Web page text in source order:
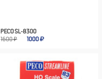
PECO SL-8300
1600 ₽
1000